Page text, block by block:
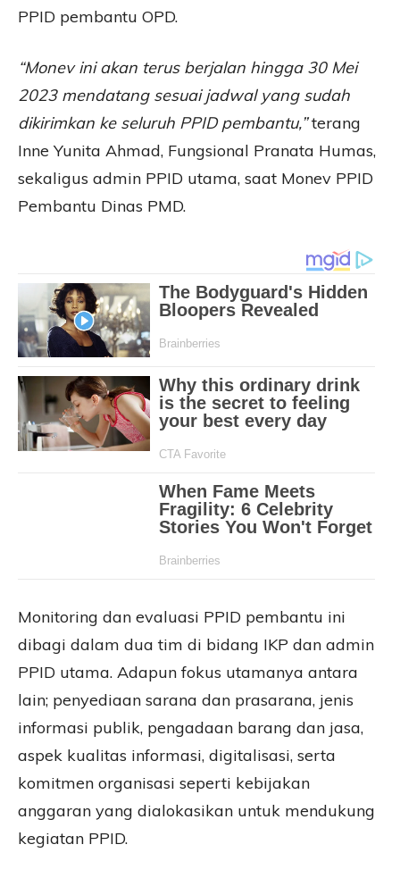
PPID pembantu OPD.
“Monev ini akan terus berjalan hingga 30 Mei
2023 mendatang sesuai jadwal yang sudah
dikirimkan ke seluruh PPID pembantu,”terang
Inne Yunita Ahmad, Fungsional Pranata Humas,
sekaligus admin PPID utama, saat Monev PPID
Pembantu Dinas PMD.
Monitoring dan evaluasi PPID pembantu ini
dibagi dalam dua tim di bidang IKP dan admin
PPID utama. Adapun fokus utamanya antara
lain; penyediaan sarana dan prasarana, jenis
informasi publik, pengadaan barang dan jasa,
aspek kualitas informasi, digitalisasi, serta
komitmen organisasi seperti kebijakan
anggaran yang dialokasikan untuk mendukung
kegiatan PPID.